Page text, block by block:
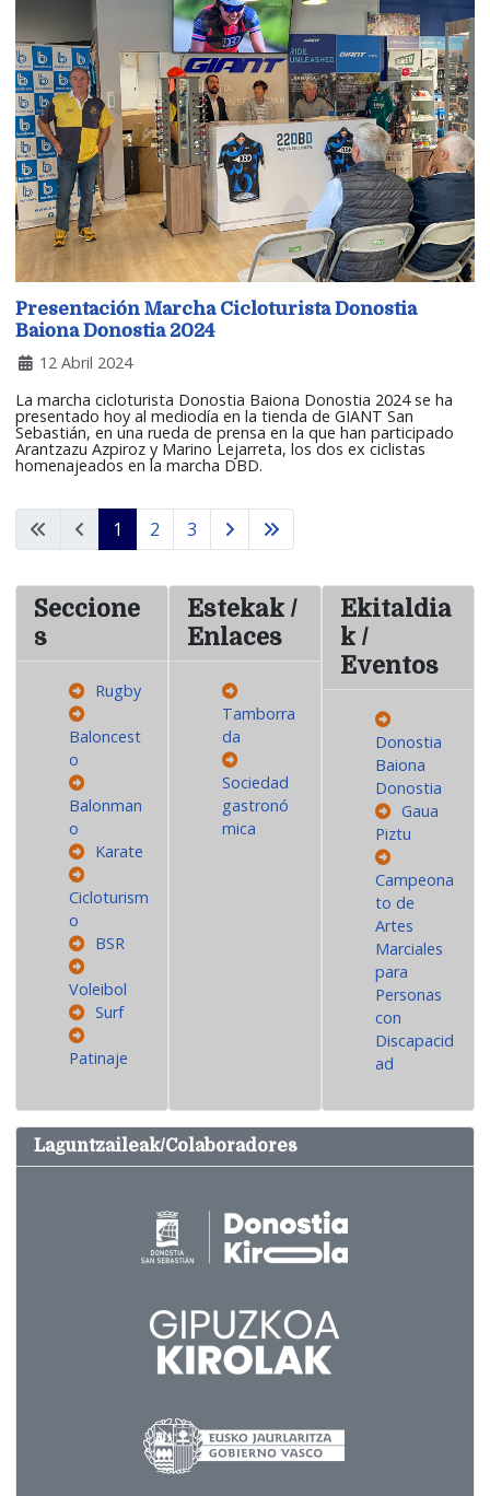
Presentación Marcha Cicloturista Donostia
Baiona Donostia 2024
12 Abril 2024
La marcha cicloturista Donostia Baiona Donostia 2024 se ha
presentado hoy al mediodía en la tienda de GIANT San
Sebastián, en una rueda de prensa en la que han participado
Arantzazu Azpiroz y Marino Lejarreta, los dos ex ciclistas
homenajeados en la marcha DBD.
1 2 3
Seccione
s
Rugby
Baloncest
o
Balonman
o
Karate
Cicloturism
o
BSR
Voleibol
Surf
Patinaje
Estekak /
Enlaces
Tamborra
da
Sociedad
gastronó
mica
Ekitaldia
k /
Eventos
Donostia
Baiona
Donostia
Gaua
Piztu
Campeona
to de
Artes
Marciales
para
Personas
con
Discapacid
ad
Laguntzaileak/Colaboradores